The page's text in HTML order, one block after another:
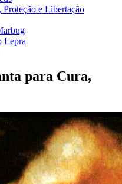
Proteção e Libertação
Lepra
para Cura,